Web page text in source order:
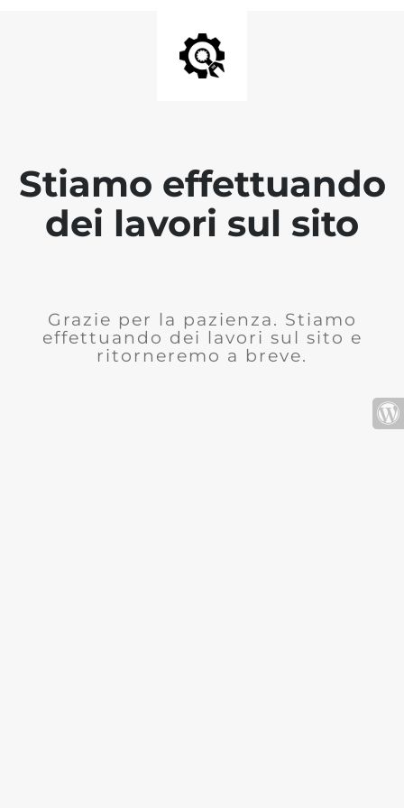
Stiamo effettuando
dei lavori sul sito
Grazie per la pazienza. Stiamo
effettuando dei lavori sul sito e
ritorneremo a breve.